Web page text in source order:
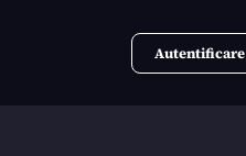
Autentificare